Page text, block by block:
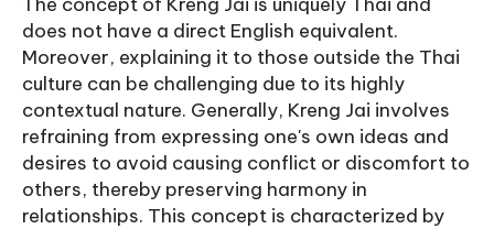
does not have a direct English equivalent.
Moreover, explaining it to those outside the Thai
culture can be challenging due to its highly
contextual nature. Generally, Kreng Jai involves
refraining from expressing one's own ideas and
desires to avoid causing conflict or discomfort to
others, thereby preserving harmony in
relationships. This concept is characterized by